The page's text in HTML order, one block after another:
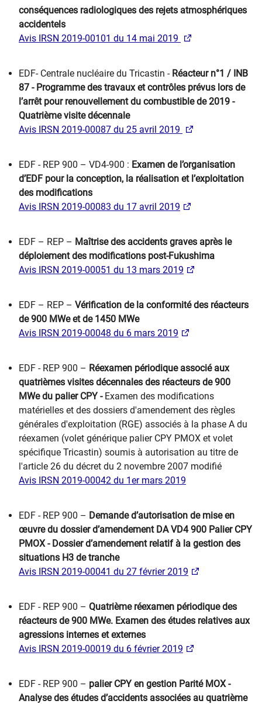
conséquences radiologiques des rejets atmosphériques
accidentels
Avis IRSN 2019-00101 du 14 mai 2019
EDF- Centrale nucléaire du Tricastin - Réacteur n°1 / INB
87 - Programme des travaux et contrôles prévus lors de
l’arrêt pour renouvellement du combustible de 2019 -
Quatrième visite décennale
Avis IRSN 2019-00087 du 25 avril 2019
EDF - REP 900 – VD4-900 : Examen de l’organisation
d’EDF pour la conception, la réalisation et l’exploitation
des modifications
Avis IRSN 2019-00083 du 17 avril 2019
EDF – REP – Maîtrise des accidents graves après le
déploiement des modifications post-Fukushima
Avis IRSN 2019-00051 du 13 mars 2019
EDF – REP – Vérification de la conformité des réacteurs
de 900 MWe et de 1450 MWe
Avis IRSN 2019-00048 du 6 mars 2019
EDF - REP 900 – Réexamen périodique associé aux
quatrièmes visites décennales des réacteurs de 900
MWe du palier CPY - Examen des modifications
matérielles et des dossiers d'amendement des règles
générales d'exploitation (RGE) associés à la phase A du
réexamen (volet générique palier CPY PMOX et volet
spécifique Tricastin) soumis à autorisation au titre de
l'article 26 du décret du 2 novembre 2007 modifié
Avis IRSN 2019-00042 du 1er mars 2019
EDF - REP 900 – Demande d’autorisation de mise en
œuvre du dossier d’amendement DA VD4 900 Palier CPY
PMOX - Dossier d’amendement relatif à la gestion des
situations H3 de tranche
Avis IRSN 2019-00041 du 27 février 2019
EDF - REP 900 – Quatrième réexamen périodique des
réacteurs de 900 MWe. Examen des études relatives aux
agressions internes et externes
Avis IRSN 2019-00019 du 6 février 2019​
EDF - REP 900 – palier CPY en gestion Parité MOX -
Analyse des études d’accidents associées au quatrième